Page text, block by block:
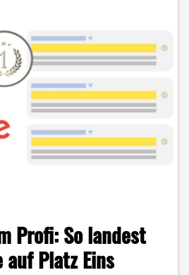
Profi: So landest
auf Platz Eins